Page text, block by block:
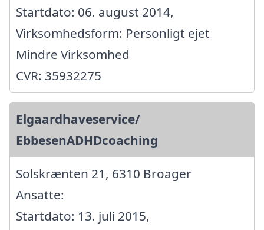
Startdato: 06. august 2014,
Virksomhedsform: Personligt ejet
Mindre Virksomhed
CVR: 35932275
Elgaardhaveservice/
EbbesenADHDcoaching
Solskrænten 21, 6310 Broager
Ansatte:
Startdato: 13. juli 2015,